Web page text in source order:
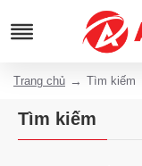
Trang chủ Tìm kiếm
Tìm kiếm